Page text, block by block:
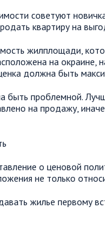
советуют
квартиру на
жилплощади,
на
должна быть
быть проблемной.
на продажу,
о ценовой
не только
жилье первому